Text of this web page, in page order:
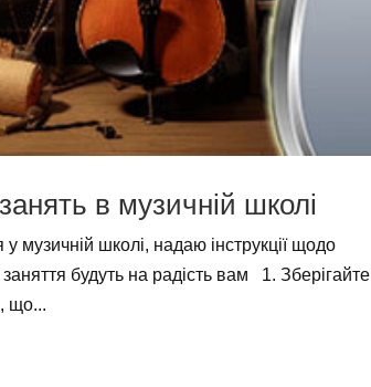
в музичній школі
музичній школі, надаю інструкції щодо
будуть на радість вам 1. Зберігайте
що...